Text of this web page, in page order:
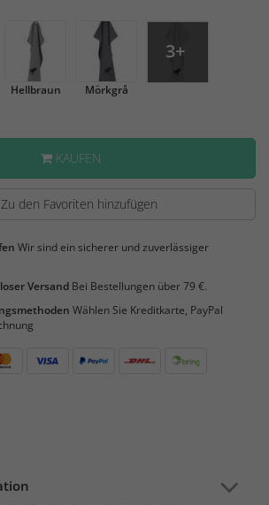
Hellbraun Mörkgrå
3+
KAUFEN
den Favoriten hinzufügen
Wir sind ein sicherer und zuverlässiger
Versand Bei Bestellungen über 79 €.
Wählen Sie Kreditkarte, PayPal